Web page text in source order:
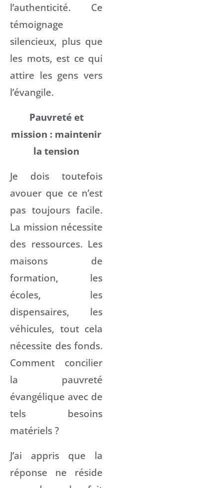
l’authenticité. Ce
témoignage
silencieux, plus que
les mots, est ce qui
attire les gens vers
l’évangile.
Pauvreté et
mission : maintenir
la tension
Je dois toutefois
avouer que ce n’est
pas toujours facile.
La mission nécessite
des ressources. Les
maisons de
formation, les
écoles, les
dispensaires, les
véhicules, tout cela
nécessite des fonds.
Comment concilier
la pauvreté
évangélique avec de
tels besoins
matériels ?
J’ai appris que la
réponse ne réside